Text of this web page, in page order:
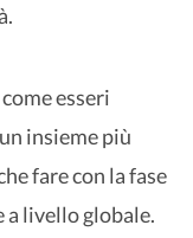
esseri
insieme più
fare con la fase
a livello globale.